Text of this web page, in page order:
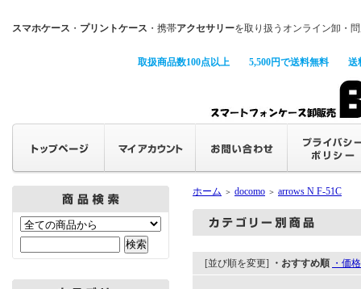
スマホケース ・ プリントケース ・携帯アクセサリーを取り扱うオンライン卸・
取扱商品数100点以上 5,500円で送料無料 送
ホーム ＞ docomo ＞ arrows N F-51C
[並び順を変更] ・おすすめ順 ・価